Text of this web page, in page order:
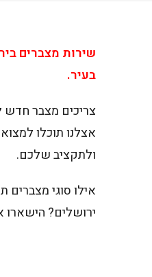
שירות מצברים
בעיר.
צריכים מצבר חדש
אצלנו תוכלו
ולתקציב שלכם.
אילו סוגי מצברים
ירושלים? הישארו